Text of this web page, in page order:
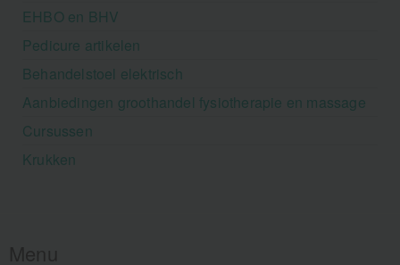
EHBO en BHV
Pedicure artikelen
Behandelstoel elektrisch
Aanbiedingen groothandel fysiotherapie en massage
Cursussen
Krukken